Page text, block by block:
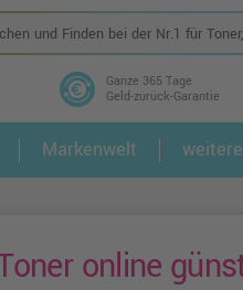
Ganze 365 Tage
Geld-zurück-Garantie
2.
Markenwelt
online